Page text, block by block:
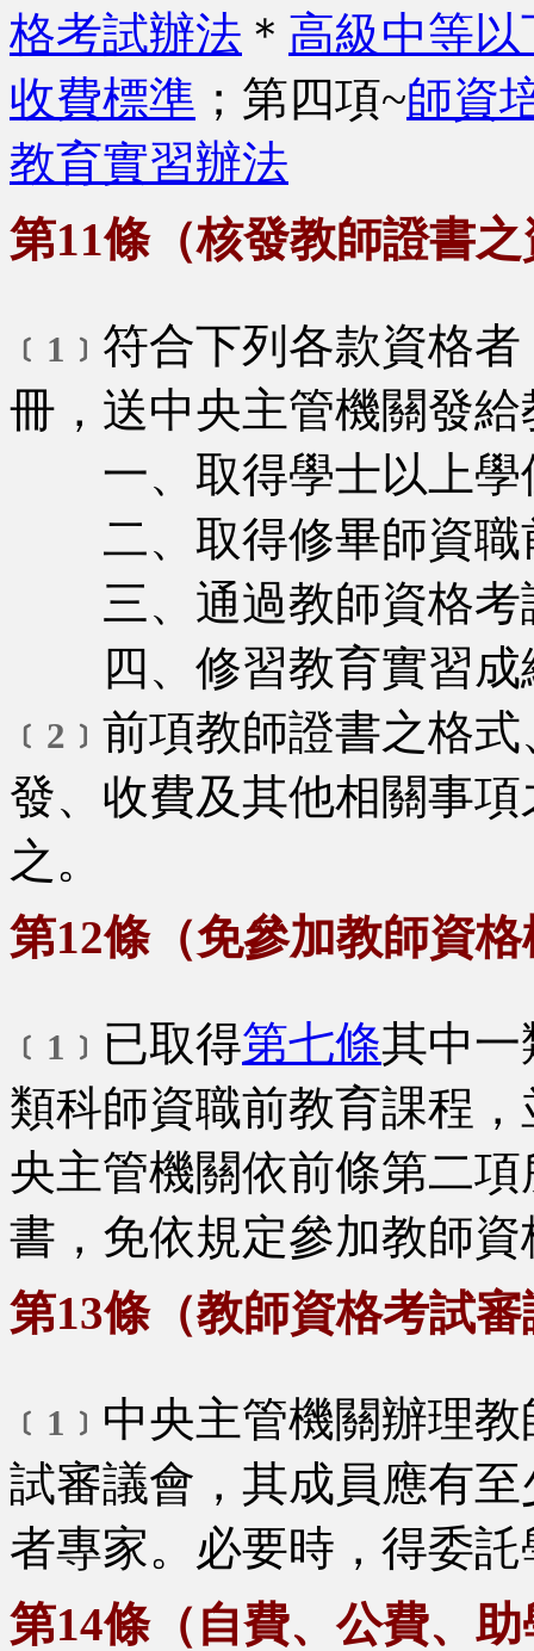
格考試辦法 ＊ 高級中等
收費標準 ；第四項~師資
教育實習辦法
第11條（核發教師證書
﹝1﹞ 符合下列各款資格
冊，送中央主管機關發
一、取得學士以上學
二、取得修畢師資職
三、通過教師資格考
四、修習教育實習成
﹝2﹞ 前項教師證書之格
發、收費及其他相關事項
之。
第12條（免參加教師資
﹝1﹞ 已取得第七條其中一
類科師資職前教育課程
央主管機關依前條第二
書，免依規定參加教師
第13條（教師資格考試
﹝1﹞ 中央主管機關辦理
試審議會，其成員應有
者專家。必要時，得委
第14條（自費、公費、